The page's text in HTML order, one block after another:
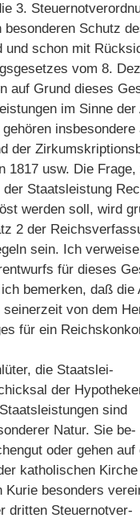
3.
Schutz
und schon mit
vom 8.
auf Grund dieses
im Sinne der
insbesondere
der
1817 usw. Die Frage,
Staatsleistung
werden soll, wird
2 der
sein. Ich verweise
für dieses
bemerken, daß die
von dem
für ein
die Staatslei-
der
sind
Natur. Sie be-
oder gehen auf
katholischen Kirche
besonders
dritten Steuernotver-